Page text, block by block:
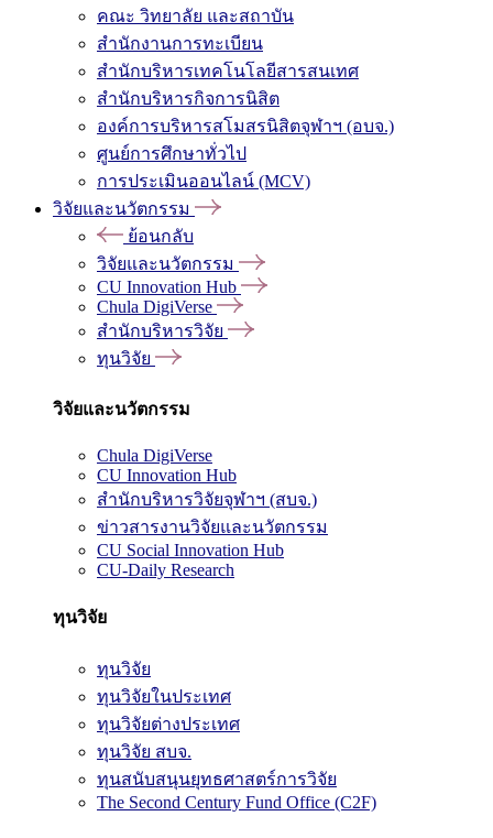
คณะ วิทยาลัย และสถาบัน
สำนักงานการทะเบียน
สำนักบริหารเทคโนโลยีสารสนเทศ
สำนักบริหารกิจการนิสิต
องค์การบริหารสโมสรนิสิตจุฬาฯ (อบจ.)
ศูนย์การศึกษาทั่วไป
การประเมินออนไลน์ (MCV)
วิจัยและนวัตกรรม
ย้อนกลับ
วิจัยและนวัตกรรม
CU Innovation Hub
Chula DigiVerse
สำนักบริหารวิจัย
ทุนวิจัย
วิจัยและนวัตกรรม
Chula DigiVerse
CU Innovation Hub
สำนักบริหารวิจัยจุฬาฯ (สบจ.)
ข่าวสารงานวิจัยและนวัตกรรม
CU Social Innovation Hub
CU-Daily Research
ทุนวิจัย
ทุนวิจัย
ทุนวิจัยในประเทศ
ทุนวิจัยต่างประเทศ
ทุนวิจัย สบจ.
ทุนสนับสนุนยุทธศาสตร์การวิจัย
The Second Century Fund Office (C2F)